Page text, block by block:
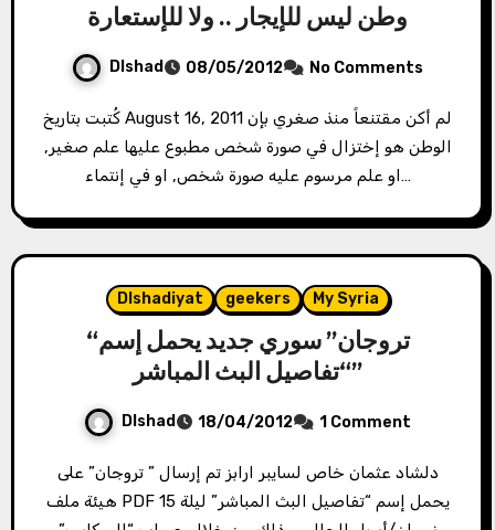
وطن ليس للإيجار .. ولا للإستعارة
Dlshad 08/05/2012 No Comments
كُتبت بتاريخ August 16, 2011 لم أكن مقتنعاً منذ صغري بإن
الوطن هو إختزال في صورة شخص مطبوع عليها علم صغير,
او علم مرسوم عليه صورة شخص, او في إنتماء…
Dlshadiyat geekers My Syria
“تروجان” سوري جديد يحمل إسم
“تفاصيل البث المباشر”
Dlshad 18/04/2012 1 Comment
دلشاد عثمان خاص لسايبر ارابز تم إرسال ” تروجان” على
هيئة ملف PDF يحمل إسم “تفاصيل البث المباشر” ليلة 15